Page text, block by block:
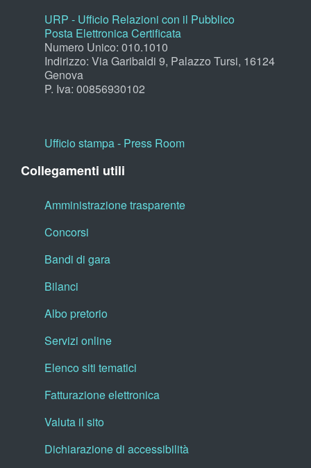
URP - Ufficio Relazioni con il Pubblico
Posta Elettronica Certificata
Numero Unico: 010.1010
Indirizzo: Via Garibaldi 9, Palazzo Tursi, 16124
Genova
P. Iva: 00856930102
Ufficio stampa - Press Room
Collegamenti utili
Amministrazione trasparente
Concorsi
Bandi di gara
Bilanci
Albo pretorio
Servizi online
Elenco siti tematici
Fatturazione elettronica
Valuta il sito
Dichiarazione di accessibilità